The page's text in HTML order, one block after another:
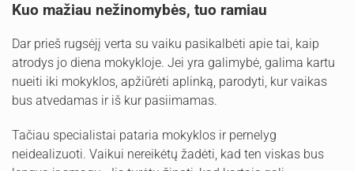
Kuo mažiau nežinomybės, tuo ramiau
Dar prieš rugsėjį verta su vaiku pasikalbėti apie tai, kaip
atrodys jo diena mokykloje. Jei yra galimybė, galima kartu
nueiti iki mokyklos, apžiūrėti aplinką, parodyti, kur vaikas
bus atvedamas ir iš kur pasiimamas.
Tačiau specialistai pataria mokyklos ir pernelyg
neidealizuoti. Vaikui nereikėtų žadėti, kad ten viskas bus